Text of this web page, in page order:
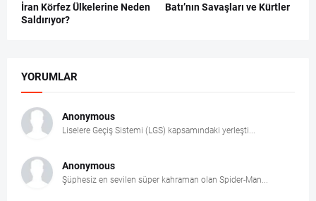
İran Körfez Ülkelerine Neden
Saldırıyor?
Batı’nın Savaşları ve Kürtler
YORUMLAR
Anonymous
Liselere Geçiş Sistemi (LGS) kapsamındaki yerleşti...
Anonymous
Şüphesiz en sevilen süper kahraman olan Spider-Man...